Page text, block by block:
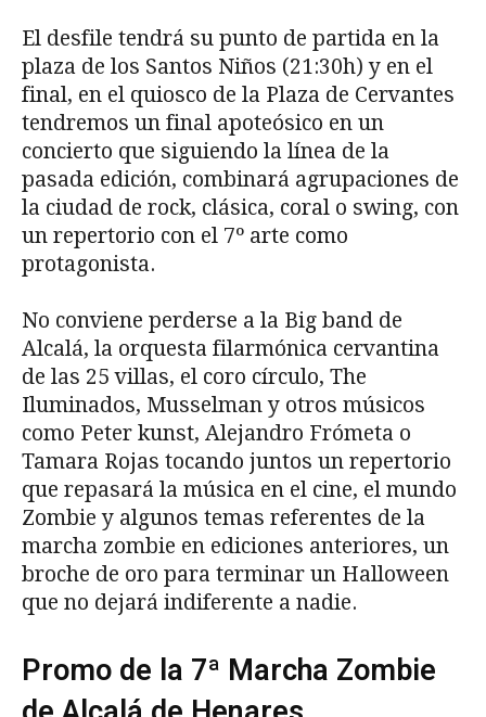
El desfile tendrá su punto de partida en la
plaza de los Santos Niños (21:30h) y en el
final, en el quiosco de la Plaza de Cervantes
tendremos un final apoteósico en un
concierto que siguiendo la línea de la
pasada edición, combinará agrupaciones de
la ciudad de rock, clásica, coral o swing, con
un repertorio con el 7º arte como
protagonista.
No conviene perderse a la Big band de
Alcalá, la orquesta filarmónica cervantina
de las 25 villas, el coro círculo, The
Iluminados, Musselman y otros músicos
como Peter kunst, Alejandro Frómeta o
Tamara Rojas tocando juntos un repertorio
que repasará la música en el cine, el mundo
Zombie y algunos temas referentes de la
marcha zombie en ediciones anteriores, un
broche de oro para terminar un Halloween
que no dejará indiferente a nadie.
Promo de la 7ª Marcha Zombie